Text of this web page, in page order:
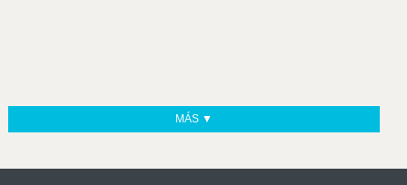
MÁS ▼